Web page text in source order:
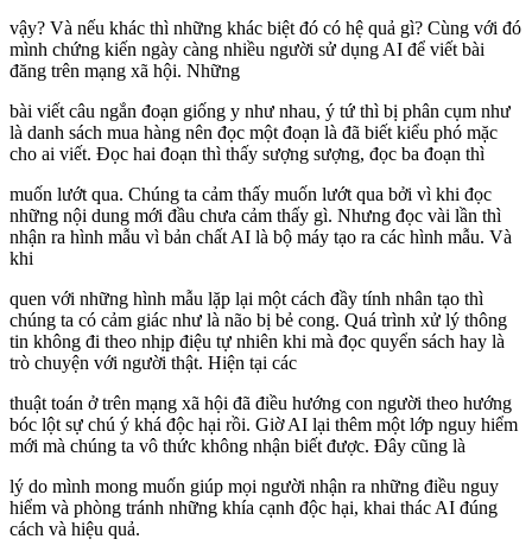
vậy? Và nếu khác thì những khác biệt đó có hệ quả gì? Cùng với đó
mình chứng kiến ngày càng nhiều người sử dụng AI để viết bài
đăng trên mạng xã hội. Những
bài viết câu ngắn đoạn giống y như nhau, ý tứ thì bị phân cụm như
là danh sách mua hàng nên đọc một đoạn là đã biết kiểu phó mặc
cho ai viết. Đọc hai đoạn thì thấy sượng sượng, đọc ba đoạn thì
muốn lướt qua. Chúng ta cảm thấy muốn lướt qua bởi vì khi đọc
những nội dung mới đầu chưa cảm thấy gì. Nhưng đọc vài lần thì
nhận ra hình mẫu vì bản chất AI là bộ máy tạo ra các hình mẫu. Và
khi
quen với những hình mẫu lặp lại một cách đầy tính nhân tạo thì
chúng ta có cảm giác như là não bị bẻ cong. Quá trình xử lý thông
tin không đi theo nhịp điệu tự nhiên khi mà đọc quyển sách hay là
trò chuyện với người thật. Hiện tại các
thuật toán ở trên mạng xã hội đã điều hướng con người theo hướng
bóc lột sự chú ý khá độc hại rồi. Giờ AI lại thêm một lớp nguy hiểm
mới mà chúng ta vô thức không nhận biết được. Đây cũng là
lý do mình mong muốn giúp mọi người nhận ra những điều nguy
hiểm và phòng tránh những khía cạnh độc hại, khai thác AI đúng
cách và hiệu quả.